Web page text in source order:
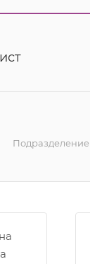
Подразделение